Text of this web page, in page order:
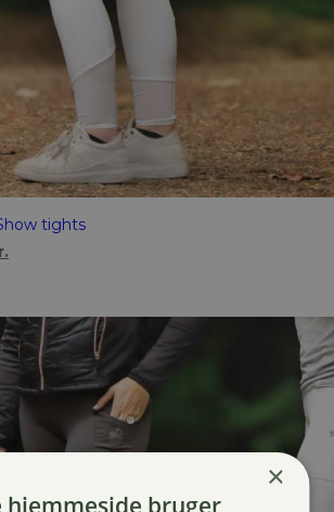
tights
249,00 kr..
×
hjemmeside bruger